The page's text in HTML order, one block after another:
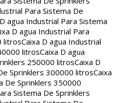
Para Sistema De
agua Industrial Para Sistema
D agua Industrial Para
litrosCaixa D agua Industrial
litrosCaixa D agua
250000 litrosCaixa D
Sprinklers 300000 litrosCaixa
De Sprinklers 350000
Sistema De Sprinklers